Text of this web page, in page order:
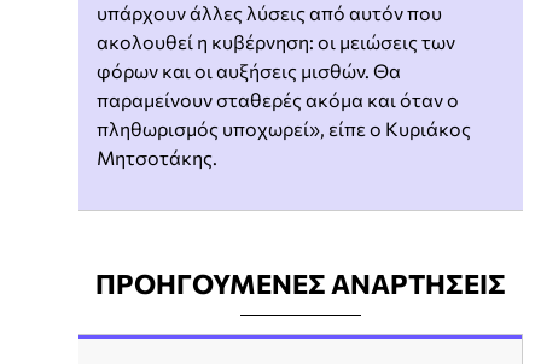
υπάρχουν άλλες λύσεις από αυτόν που
ακολουθεί η κυβέρνηση: οι μειώσεις των
φόρων και οι αυξήσεις μισθών. Θα
παραμείνουν σταθερές ακόμα και όταν ο
πληθωρισμός υποχωρεί», είπε ο Κυριάκος
Μητσοτάκης.
ΠΡΟΗΓΟΥΜΕΝΕΣ ΑΝΑΡΤΗΣΕΙΣ